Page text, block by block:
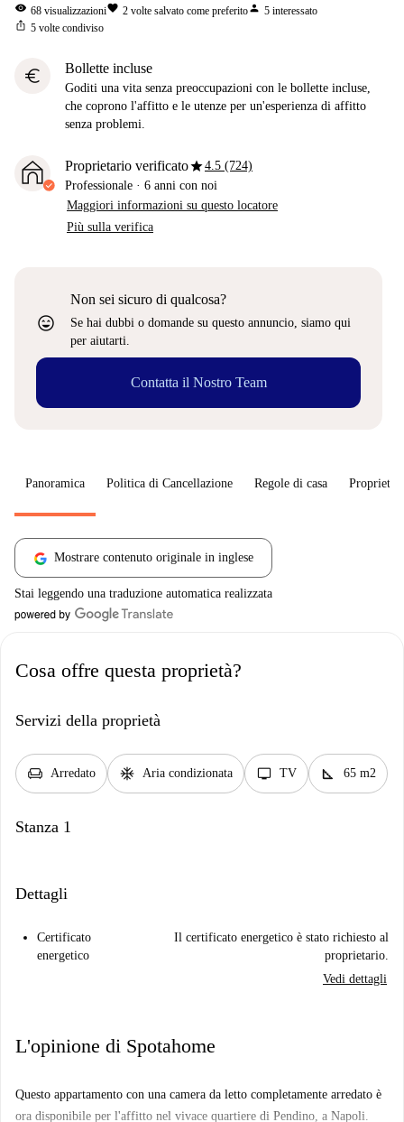
visibility 68 visualizzazionifavorite 2 volte salvato come preferitoperson 5 interessato
ios_share 5 volte condiviso
euro Bollette incluse
Goditi una vita senza preoccupazioni con le bollette incluse,
che coprono l'affitto e le utenze per un'esperienza di affitto
senza problemi.
Proprietario verificatostar4.5 (724)
Professionale · 6 anni con noi
Maggiori informazioni su questo locatore
Più sulla verifica
sentiment_very_satisfied
Non sei sicuro di qualcosa?
Se hai dubbi o domande su questo annuncio, siamo qui
per aiutarti.
Contatta il Nostro Team
Panoramica Politica di Cancellazione Regole di casa
Mostrare contenuto originale in inglese
Stai leggendo una traduzione automatica realizzata
Cosa offre questa proprietà?
Servizi della proprietà
chair Arredato ac_unit Aria condizionata tv TV square_foot 65 m2
Stanza 1
Dettagli
Certificato
energetico
Il certificato energetico è stato richiesto al
proprietario.
Vedi dettagli
L'opinione di Spotahome
Questo appartamento con una camera da letto completamente arredato è
ora disponibile per l'affitto nel vivace quartiere di Pendino, a Napoli.